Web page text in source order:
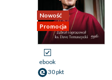
Nowość
Promocja
ebook
30 pkt